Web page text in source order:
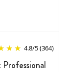
4.8/5(364)